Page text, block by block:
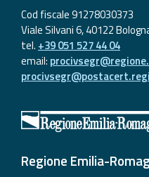
Cod fiscale 91278030373
Viale Silvani 6, 40122
tel. +39 051 527 44 04
email:
Regione Emilia-